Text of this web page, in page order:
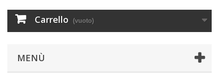
Carrello (vuoto)
MENÙ